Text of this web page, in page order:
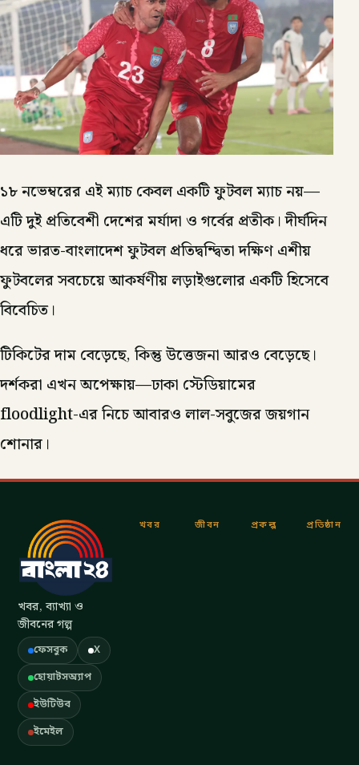
১৮ নভেম্বরের এই ম্যাচ কেবল একটি ফুটবল ম্যাচ নয়—
এটি দুই প্রতিবেশী দেশের মর্যাদা ও গর্বের প্রতীক। দীর্ঘদিন
ধরে ভারত-বাংলাদেশ ফুটবল প্রতিদ্বন্দ্বিতা দক্ষিণ এশীয়
ফুটবলের সবচেয়ে আকর্ষণীয় লড়াইগুলোর একটি হিসেবে
বিবেচিত।
টিকিটের দাম বেড়েছে, কিন্তু উত্তেজনা আরও বেড়েছে।
দর্শকরা এখন অপেক্ষায়—ঢাকা স্টেডিয়ামের
floodlight-এর নিচে আবারও লাল-সবুজের জয়গান
শোনার।
খবর, ব্যাখ্যা ও
জীবনের গল্প
ফেসবুক X
হোয়াটসঅ্যাপ
ইউটিউব
ইমেইল
খবর জীবন প্রকল্প প্রতিষ্ঠান